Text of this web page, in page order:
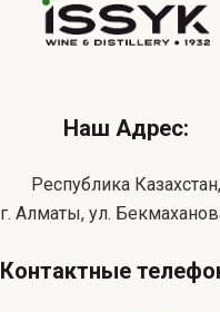
Наш Адрес:
Республика Казахстан,
г. Алматы, ул.
Контактные